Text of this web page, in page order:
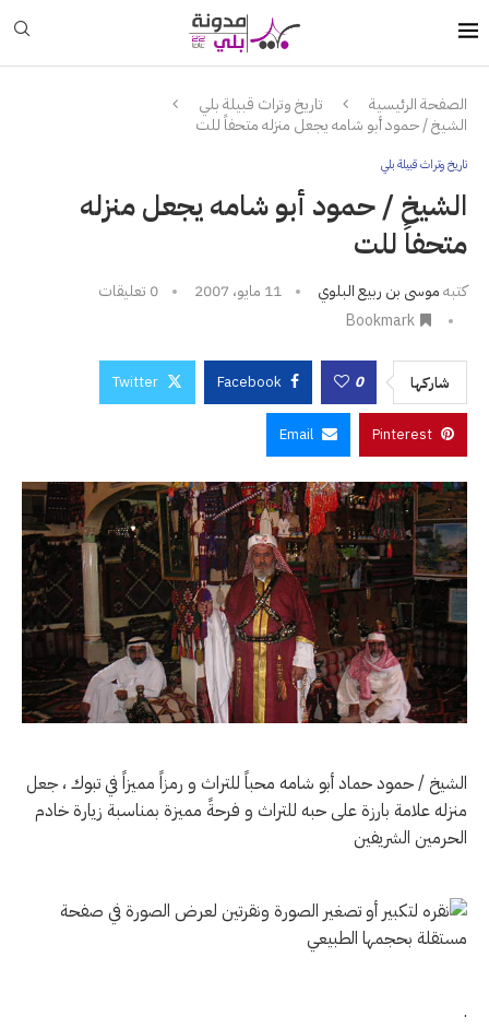
الصفحة الرئيسية
تاريخ وتراث قبيلة بلي
الشيخ / حمود أبو شامه يجعل منزله متحفاً للت
تاريخ وتراث قبيلة بلي
الشيخ / حمود أبو شامه يجعل منزله
متحفاً للت
كتبهموسى بن ربيع البلوي 11 مايو، 2007
0 تعليقات
Bookmark
شاركها 0
Facebook
Twitter
Pinterest
Email
الشيخ / حمود حماد أبو شامه محباً للتراث و رمزاً مميزاً في تبوك ، جعل
منزله علامة بارزة على حبه للتراث و فرحةً مميزة بمناسبة زيارة خادم
الحرمين الشريفين
.